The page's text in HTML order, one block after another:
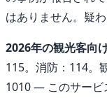
はありません。疑
2026年の観光客向
115。消防：114。
1010 ― このサービ